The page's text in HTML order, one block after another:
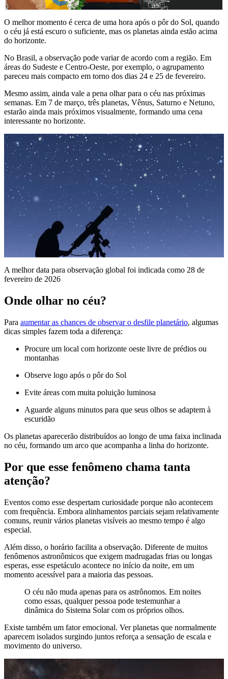
O melhor momento é cerca de uma hora após o pôr do Sol, quando
o céu já está escuro o suficiente, mas os planetas ainda estão acima
do horizonte.
No Brasil, a observação pode variar de acordo com a região. Em
áreas do Sudeste e Centro-Oeste, por exemplo, o agrupamento
pareceu mais compacto em torno dos dias 24 e 25 de fevereiro.
Mesmo assim, ainda vale a pena olhar para o céu nas próximas
semanas. Em 7 de março, três planetas, Vênus, Saturno e Netuno,
estarão ainda mais próximos visualmente, formando uma cena
interessante no horizonte.
A melhor data para observação global foi indicada como 28 de
fevereiro de 2026
Onde olhar no céu?
Para aumentar as chances de observar o desfile planetário, algumas
dicas simples fazem toda a diferença:
Procure um local com horizonte oeste livre de prédios ou
montanhas
Observe logo após o pôr do Sol
Evite áreas com muita poluição luminosa
Aguarde alguns minutos para que seus olhos se adaptem à
escuridão
Os planetas aparecerão distribuídos ao longo de uma faixa inclinada
no céu, formando um arco que acompanha a linha do horizonte.
Por que esse fenômeno chama tanta
atenção?
Eventos como esse despertam curiosidade porque não acontecem
com frequência. Embora alinhamentos parciais sejam relativamente
comuns, reunir vários planetas visíveis ao mesmo tempo é algo
especial.
Além disso, o horário facilita a observação. Diferente de muitos
fenômenos astronômicos que exigem madrugadas frias ou longas
esperas, esse espetáculo acontece no início da noite, em um
momento acessível para a maioria das pessoas.
O céu não muda apenas para os astrônomos. Em noites
como essas, qualquer pessoa pode testemunhar a
dinâmica do Sistema Solar com os próprios olhos.
Existe também um fator emocional. Ver planetas que normalmente
aparecem isolados surgindo juntos reforça a sensação de escala e
movimento do universo.